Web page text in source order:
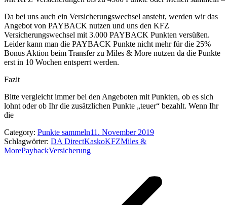
Da bei uns auch ein Versicherungswechsel ansteht, werden wir das
Angebot von PAYBACK nutzen und uns den KFZ
Versicherungswechsel mit 3.000 PAYBACK Punkten versüßen.
Leider kann man die PAYBACK Punkte nicht mehr für die 25%
Bonus Aktion beim Transfer zu Miles & More nutzen da die Punkte
erst in 10 Wochen entsperrt werden.
Fazit
Bitte vergleicht immer bei den Angeboten mit Punkten, ob es sich
lohnt oder ob Ihr die zusätzlichen Punkte „teuer“ bezahlt. Wenn Ihr
die
Category: Punkte sammeln11. November 2019
Schlagwörter: DA DirectKaskoKFZMiles &
MorePaybackVersicherung